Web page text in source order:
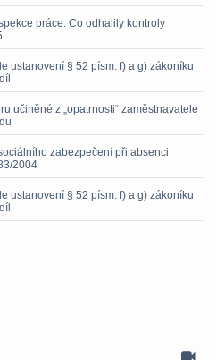
práce. Co odhalily kontroly
ustanovení § 52 písm. f) a g) zákoníku
učiněné z „opatrnosti“ zaměstnavatele
zabezpečení při absenci
2004
ustanovení § 52 písm. f) a g) zákoníku